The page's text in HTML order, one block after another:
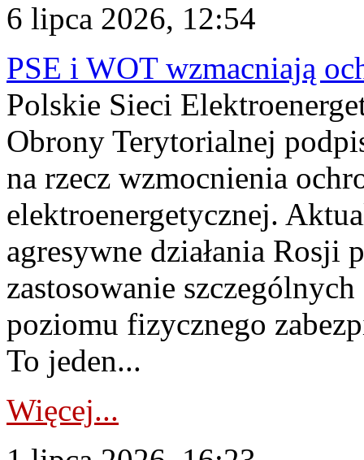
6 lipca 2026, 12:54
PSE i WOT wzmacniają
Polskie Sieci
Obrony Terytorialnej
na rzecz wzmocnienia
elektroenergetycznej.
agresywne działania Rosji
zastosowanie
poziomu fizycznego
To jeden...
Więcej...